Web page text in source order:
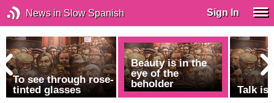
News in Slow Spanish Sign In
To see through rose-
tinted glasses
Beauty is in the
eye of the
beholder
Talk is